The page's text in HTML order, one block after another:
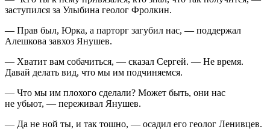
заступился за Улыбина геолог Фролкин.
— Прав был, Юрка, а парторг загубил нас, — поддержал
Алешкова завхоз Янушев.
— Хватит вам собачиться, — сказал Сергей. — Не время.
Давай делать вид, что мы им подчиняемся.
— Что мы им плохого сделали? Может быть, они нас
не убьют, — переживал Янушев.
— Да не ной ты, и так тошно, — осадил его геолог Ленивцев.